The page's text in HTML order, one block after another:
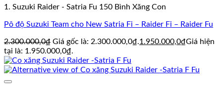
1. Suzuki Raider - Satria Fu 150 Bình Xăng Con
Pô độ Suzuki Team cho New Satria Fi – Raider Fi – Raider Fu
2.300.000,0₫ Giá gốc là: 2.300.000,0₫.1.950.000,0₫Giá hiện
tại là: 1.950.000,0₫.